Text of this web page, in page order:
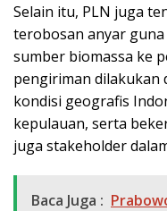
Selain itu, PLN juga
terobosan anyar
sumber biomassa ke
pengiriman dilakukan
kondisi geografis
kepulauan, serta
juga stakeholder
Baca Juga :